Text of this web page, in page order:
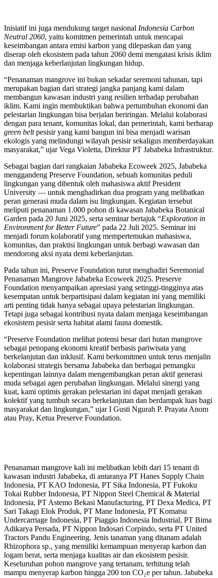
Inisiatif ini juga mendukung target nasional Indonesia Carbon
Neutral 2060, yaitu komitmen pemerintah untuk mencapai
keseimbangan antara emisi karbon yang dilepaskan dan yang
diserap oleh ekosistem pada tahun 2060 demi mengatasi krisis iklim
dan menjaga keberlanjutan lingkungan hidup.
“Penanaman mangrove ini bukan sekadar seremoni tahunan, tapi
merupakan bagian dari strategi jangka panjang kami dalam
membangun kawasan industri yang resilien terhadap perubahan
iklim. Kami ingin membuktikan bahwa pertumbuhan ekonomi dan
pelestarian lingkungan bisa berjalan beriringan. Melalui kolaborasi
dengan para tenant, komunitas lokal, dan pemerintah, kami berharap
green beltpesisir yang kami bangun ini bisa menjadi warisan
ekologis yang melindungi wilayah pesisir sekaligus memberdayakan
masyarakat,” ujar Vega Violetta, Direktur PT Jababeka Infrastruktur.
Sebagai bagian dari rangkaian Jababeka Ecoweek 2025, Jababeka
menggandeng Preserve Foundation, sebuah komunitas peduli
lingkungan yang dibentuk oleh mahasiswa aktif President
University — untuk menghadirkan dua program yang melibatkan
peran generasi muda dalam isu lingkungan. Kegiatan tersebut
meliputi penanaman 1.000 pohon di kawasan Jababeka Botanical
Garden pada 20 Juni 2025, serta seminar bertajuk “Exploration in
Environment for Better Future” pada 22 Juli 2025. Seminar ini
menjadi forum kolaboratif yang mempertemukan mahasiswa,
komunitas, dan praktisi lingkungan untuk berbagi wawasan dan
mendorong aksi nyata demi keberlanjutan.
Pada tahun ini, Preserve Foundation turut menghadiri Seremonial
Penanaman Mangrove Jababeka Ecoweek 2025. Preserve
Foundation menyampaikan apresiasi yang setinggi-tingginya atas
kesempatan untuk berpartisipasi dalam kegiatan ini yang memiliki
arti penting tidak hanya sebagai upaya pelestarian lingkungan.
Tetapi juga sebagai kontribusi nyata dalam menjaga keseimbangan
ekosistem pesisir serta habitat alami fauna domestik.
“Preserve Foundation melihat potensi besar dari hutan mangrove
sebagai penopang ekonomi kreatif berbasis pariwisata yang
berkelanjutan dan inklusif. Kami berkomitmen untuk terus menjalin
kolaborasi strategis bersama Jababeka dan berbagai pemangku
kepentingan lainnya dalam mengembangkan peran aktif generasi
muda sebagai agen perubahan lingkungan. Melalui sinergi yang
kuat, kami optimis gerakan pelestarian ini dapat menjadi gerakan
kolektif yang tumbuh secara berkelanjutan dan berdampak luas bagi
masyarakat dan lingkungan,” ujar I Gusti Ngurah P. Prayata Anom
atau Pray, Ketua Preserve Foundation.
Penanaman mangrove kali ini melibatkan lebih dari 15 tenant di
kawasan industri Jababeka, di antaranya PT Hanes Supply Chain
Indonesia, PT KAO Indonesia, PT Sika Indonesia, PT Fukoku
Tokai Rubber Indonesia, PT Nippon Steel Chemical & Material
Indonesia, PT Astemo Bekasi Manufacturing, PT Dexa Medica, PT
Sari Takagi Elok Produk, PT Mane Indonesia, PT Komatsu
Undercarriage Indonesia, PT Piaggio Indonesia Industrial, PT Bima
Adikarya Persada, PT Nippon Indosari Corpindo, serta PT United
Tractors Pandu Engineering. Jenis tanaman yang ditanam adalah
Rhizophora sp., yang memiliki kemampuan menyerap karbon dan
logam berat, serta menjaga kualitas air dan ekosistem pesisir.
Keseluruhan pohon mangrove yang tertanam, terhitung telah
mampu menyerap karbon hingga 200 ton CO₂e per tahun. Jababeka